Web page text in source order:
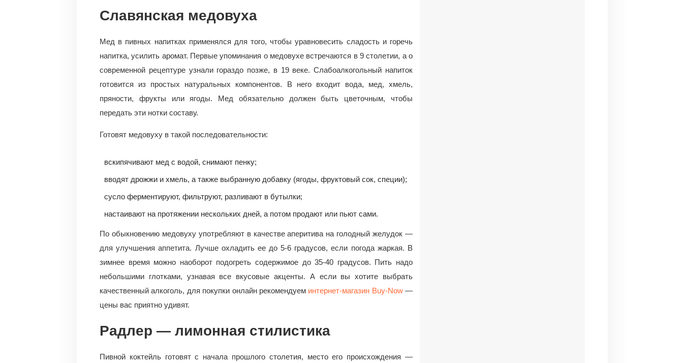
Славянская медовуха
Мед в пивных напитках применялся для того, чтобы уравновесить сладость и горечь
напитка, усилить аромат. Первые упоминания о медовухе встречаются в 9 столетии, а о
современной рецептуре узнали гораздо позже, в 19 веке. Слабоалкогольный напиток
готовится из простых натуральных компонентов. В него входит вода, мед, хмель,
пряности, фрукты или ягоды. Мед обязательно должен быть цветочным, чтобы
передать эти нотки составу.
Готовят медовуху в такой последовательности:
вскипячивают мед с водой, снимают пенку;
вводят дрожжи и хмель, а также выбранную добавку (ягоды, фруктовый сок, специи);
сусло ферментируют, фильтруют, разливают в бутылки;
настаивают на протяжении нескольких дней, а потом продают или пьют сами.
По обыкновению медовуху употребляют в качестве аперитива на голодный желудок —
для улучшения аппетита. Лучше охладить ее до 5-6 градусов, если погода жаркая. В
зимнее время можно наоборот подогреть содержимое до 35-40 градусов. Пить надо
небольшими глотками, узнавая все вкусовые акценты. А если вы хотите выбрать
качественный алкоголь, для покупки онлайн рекомендуем интернет-магазин Buy-Now—
цены вас приятно удивят.
Радлер — лимонная стилистика
Пивной коктейль готовят с начала прошлого столетия, место его происхождения —